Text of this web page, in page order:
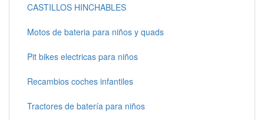
CASTILLOS HINCHABLES
Motos de bateria para niños y quads
Pit bikes electricas para niños
Recambios coches infantiles
Tractores de batería para niños